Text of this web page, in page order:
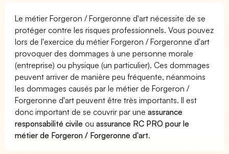
Le métier Forgeron / Forgeronne d'art nécessite de se
protéger contre les risques professionnels. Vous pouvez
lors de l'exercice du métier Forgeron / Forgeronne d'art
provoquer des dommages à une personne morale
(entreprise) ou physique (un particulier). Ces dommages
peuvent arriver de manière peu fréquente, néanmoins
les dommages causés par le métier de Forgeron /
Forgeronne d'art peuvent être très importants. Il est
donc important de se couvrir par uneassurance
responsabilité civile ouassurance RC PRO pour le
métier de Forgeron / Forgeronne d'art.